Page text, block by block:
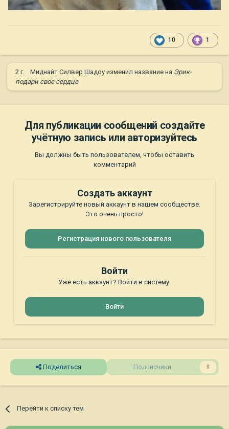
10 1
2 г. Миднайт Силвер Шадоу изменил название на Эрик-
подари свое сердце
Для публикации сообщений создайте
учётную запись или авторизуйтесь
Вы должны быть пользователем, чтобы оставить
комментарий
Создать аккаунт
Зарегистрируйте новый аккаунт в нашем сообществе.
Это очень просто!
Регистрация нового пользователя
Войти
Уже есть аккаунт? Войти в систему.
Войти
Поделиться Подписчики 0
Перейти к списку тем